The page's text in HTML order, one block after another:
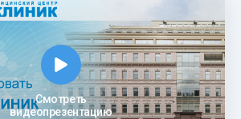
Смотреть
видеопрезентацию